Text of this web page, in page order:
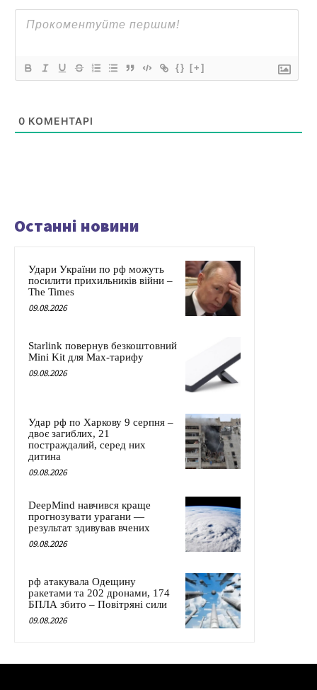
{} [+]
0 КОМЕНТАРІ
Останні новини
Удари України по рф можуть
посилити прихильників війни –
The Times
09.08.2026
Starlink повернув безкоштовний
Mini Kit для Max-тарифу
09.08.2026
Удар рф по Харкову 9 серпня –
двоє загиблих, 21
постраждалий, серед них
дитина
09.08.2026
DeepMind навчився краще
прогнозувати урагани —
результат здивував вчених
09.08.2026
рф атакувала Одещину
ракетами та 202 дронами, 174
БПЛА збито – Повітряні сили
09.08.2026